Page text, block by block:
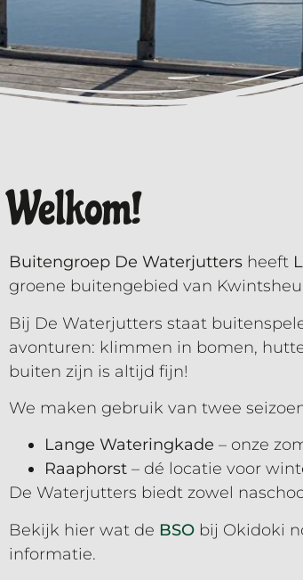
Welkom!
Buitengroep De Waterjutters heeft
groene buitengebied van
Bij De Waterjutters staat
avonturen: klimmen in bomen,
buiten zijn is altijd fijn!
We maken gebruik van twee
Lange Wateringkade – onze
Raaphorst – dé locatie voor
De Waterjutters biedt zowel
Bekijk hier wat de BSO bij Okidoki
informatie.